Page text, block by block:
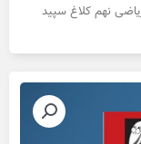
g
a
r
m
نهم کلاغ سپید